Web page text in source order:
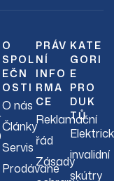
O
SPOL
EČN
OSTI
O nás
Články
Servis
Prodávané
PRÁV
NÍ
INFO
RMA
CE
Reklamační
řád
Zásady
KATE
GORI
E
PRO
DUK
TŮ
invalidní
skútry